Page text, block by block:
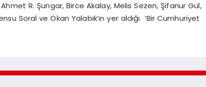
R. Şungar, Birce Akalay, Melis Sezen, Şifanur Gül,
Soral ve Okan Yalabık’ın yer aldığı ‘Bir Cumhuriyet